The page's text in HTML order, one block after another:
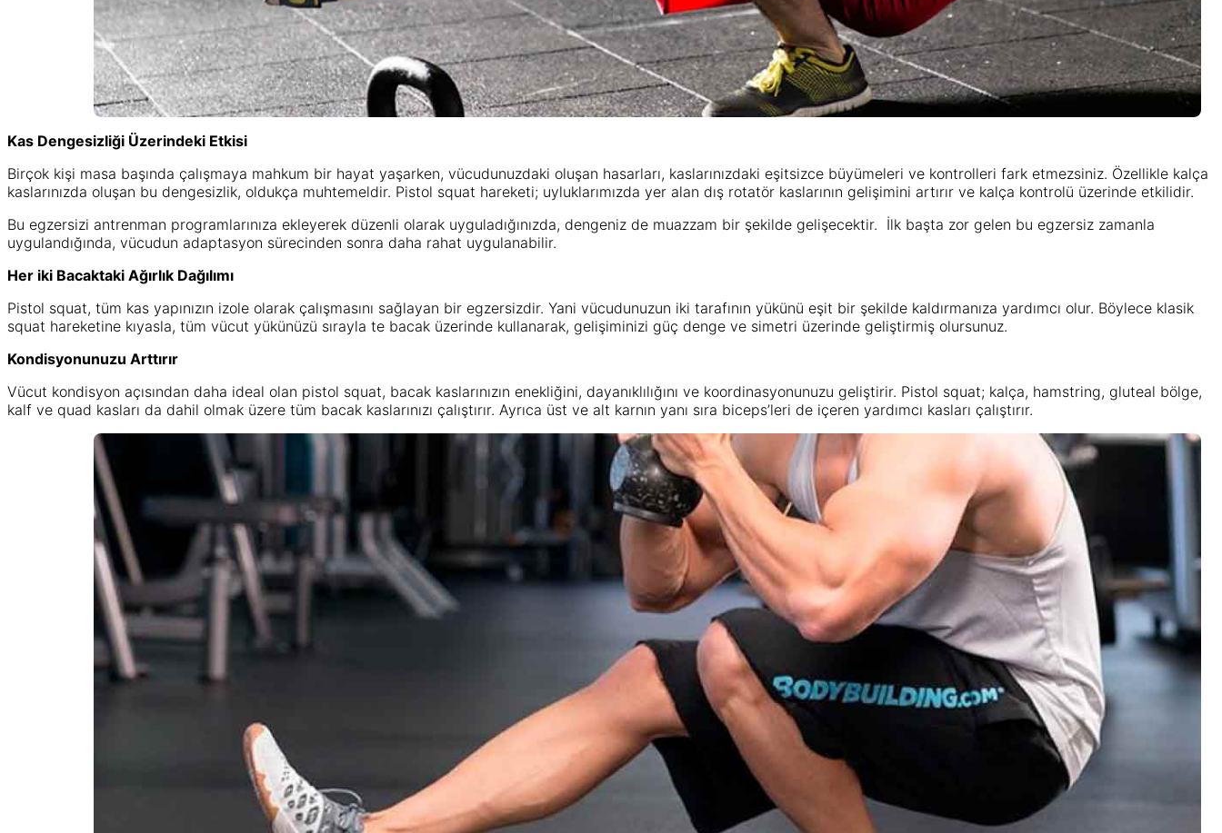
Kas Dengesizliği Üzerindeki Etkisi
Birçok kişi masa başında çalışmaya mahkum bir hayat yaşarken, vücudunuzdaki oluşan hasarları, kaslarınızdaki eşitsizce büyümeleri ve kontrolleri fark etmezsiniz. Özellikle kalça
kaslarınızda oluşan bu dengesizlik, oldukça muhtemeldir. Pistol squat hareketi; uyluklarımızda yer alan dış rotatör kaslarının gelişimini artırır ve kalça kontrolü üzerinde etkilidir.
Bu egzersizi antrenman programlarınıza ekleyerek düzenli olarak uyguladığınızda, dengeniz de muazzam bir şekilde gelişecektir. İlk başta zor gelen bu egzersiz zamanla
uygulandığında, vücudun adaptasyon sürecinden sonra daha rahat uygulanabilir.
Her iki Bacaktaki Ağırlık Dağılımı
Pistol squat, tüm kas yapınızın izole olarak çalışmasını sağlayan bir egzersizdir. Yani vücudunuzun iki tarafının yükünü eşit bir şekilde kaldırmanıza yardımcı olur. Böylece klasik
squat hareketine kıyasla, tüm vücut yükünüzü sırayla te bacak üzerinde kullanarak, gelişiminizi güç denge ve simetri üzerinde geliştirmiş olursunuz.
Kondisyonunuzu Arttırır
Vücut kondisyon açısından daha ideal olan pistol squat, bacak kaslarınızın enekliğini, dayanıklılığını ve koordinasyonunuzu geliştirir. Pistol squat; kalça, hamstring, gluteal bölge,
kalf ve quad kasları da dahil olmak üzere tüm bacak kaslarınızı çalıştırır. Ayrıca üst ve alt karnın yanı sıra biceps’leri de içeren yardımcı kasları çalıştırır.